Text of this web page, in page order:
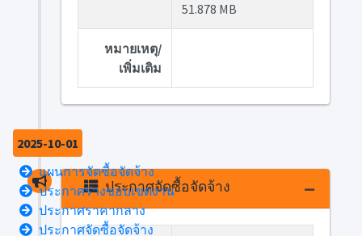
51.878 MB
หมายเหตุ/
เพิ่มเติม
2025-10-01
ประกาศจัดซื้อจัดจ้าง
แผนการจัดซื้อจัดจ้าง
ประกาศร่างขอบเขตงาน
ประกาศราคากลาง
ประกาศจัดซื้อจัดจ้าง